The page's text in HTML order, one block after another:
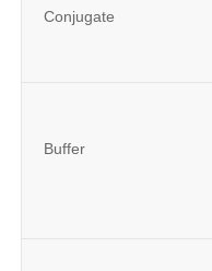
Conjugate
Buffer